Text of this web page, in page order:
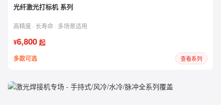
光纤激光打标机 系列
高精度 · 长寿命 · 多场景适用
¥6,800 起
多款可选 查看系列